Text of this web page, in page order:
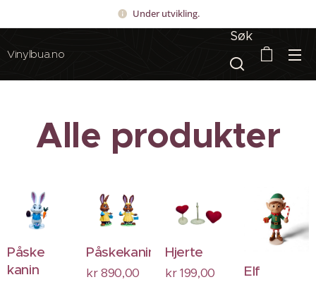
Under utvikling.
Vinylbua.no
Søk
Alle produkter
Påske
kanin
Påskekanin
kr890,00
Hjerte
kr199,00 Elf